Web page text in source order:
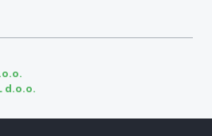
d.o.o.